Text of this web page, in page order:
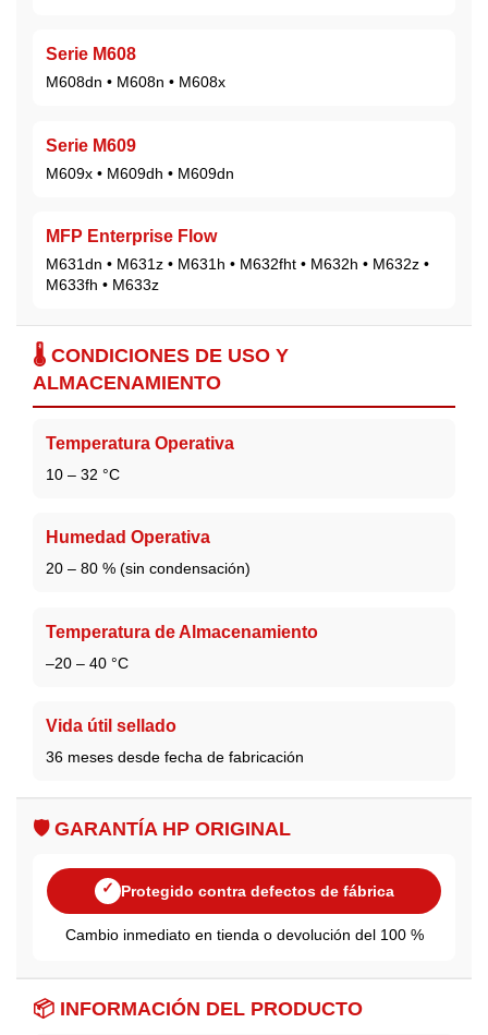
Serie M608
M608dn • M608n • M608x
Serie M609
M609x • M609dh • M609dn
MFP Enterprise Flow
M631dn • M631z • M631h • M632fht • M632h • M632z •
M633fh • M633z
🌡️ CONDICIONES DE USO Y
ALMACENAMIENTO
Temperatura Operativa
10 – 32 °C
Humedad Operativa
20 – 80 % (sin condensación)
Temperatura de Almacenamiento
–20 – 40 °C
Vida útil sellado
36 meses desde fecha de fabricación
🛡️ GARANTÍA HP ORIGINAL
✓ Protegido contra defectos de fábrica
Cambio inmediato en tienda o devolución del 100 %
📦 INFORMACIÓN DEL PRODUCTO